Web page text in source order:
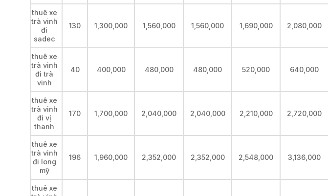
thuê xe
trà vinh
đi
sadec
130 1,300,000 1,560,000 1,560,000 1,690,000 2,080,000
thuê xe
trà vinh
đi trà
vinh
40 400,000 480,000 480,000 520,000 640,000
thuê xe
trà vinh
đi vị
thanh
170 1,700,000 2,040,000 2,040,000 2,210,000 2,720,000
thuê xe
trà vinh
đi long
mỹ
196 1,960,000 2,352,000 2,352,000 2,548,000 3,136,000
thuê xe